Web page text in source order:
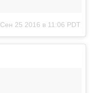
Сен 25 2016 в 11:06 PDT